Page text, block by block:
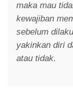
maka mau
kewajiban
sebelum
yakinkan diri
atau tidak.